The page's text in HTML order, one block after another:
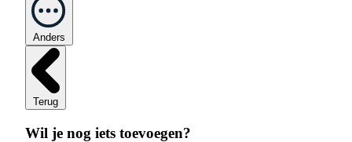
Anders
Terug
Wil je nog iets toevoegen?